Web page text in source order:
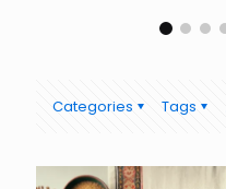
Categories Tags